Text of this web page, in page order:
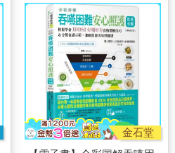
金石堂